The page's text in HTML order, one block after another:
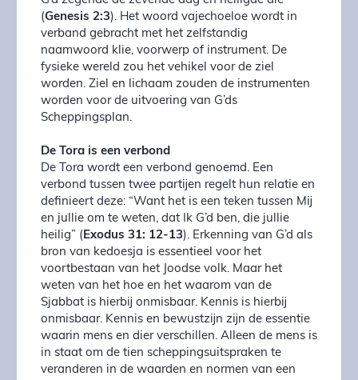
(Genesis 2:3). Het woord vajechoeloe wordt in
verband gebracht met het zelfstandig
naamwoord klie, voorwerp of instrument. De
fysieke wereld zou het vehikel voor de ziel
worden. Ziel en lichaam zouden de instrumenten
worden voor de uitvoering van G’ds
Scheppingsplan.
De Tora is een verbond
De Tora wordt een verbond genoemd. Een
verbond tussen twee partijen regelt hun relatie en
definieert deze: “Want het is een teken tussen Mij
en jullie om te weten, dat Ik G’d ben, die jullie
heilig” (Exodus 31: 12-13). Erkenning van G’d als
bron van kedoesja is essentieel voor het
voortbestaan van het Joodse volk. Maar het
weten van het hoe en het waarom van de
Sjabbat is hierbij onmisbaar. Kennis is hierbij
onmisbaar. Kennis en bewustzijn zijn de essentie
waarin mens en dier verschillen. Alleen de mens is
in staat om de tien scheppingsuitspraken te
veranderen in de waarden en normen van een